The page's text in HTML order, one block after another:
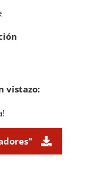
vistazo: